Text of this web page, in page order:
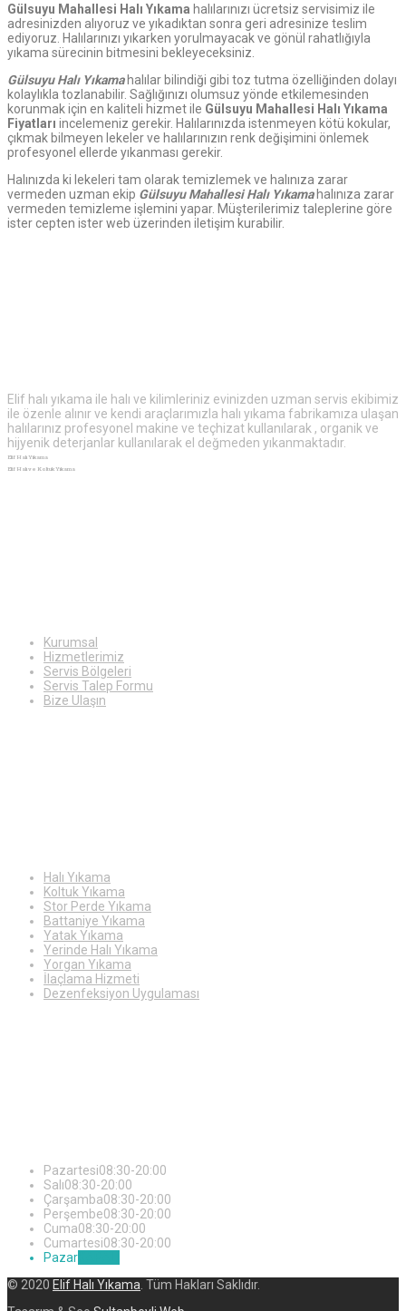
Gülsuyu Mahallesi Halı Yıkama halılarınızı ücretsiz servisimiz ile
adresinizden alıyoruz ve yıkadıktan sonra geri adresinize teslim
ediyoruz. Halılarınızı yıkarken yorulmayacak ve gönül rahatlığıyla
yıkama sürecinin bitmesini bekleyeceksiniz.
Gülsuyu Halı Yıkamahalılar bilindiği gibi toz tutma özelliğinden dolayı
kolaylıkla tozlanabilir. Sağlığınızı olumsuz yönde etkilemesinden
korunmak için en kaliteli hizmet ile Gülsuyu Mahallesi Halı Yıkama
Fiyatları incelemeniz gerekir. Halılarınızda istenmeyen kötü kokular,
çıkmak bilmeyen lekeler ve halılarınızın renk değişimini önlemek
profesyonel ellerde yıkanması gerekir.
Halınızda ki lekeleri tam olarak temizlemek ve halınıza zarar
vermeden uzman ekip GülsuyuMahallesi Halı Yıkamahalınıza zarar
vermeden temizleme işlemini yapar. Müşterilerimiz taleplerine göre
ister cepten ister web üzerinden iletişim kurabilir.
Elif halı yıkama ile halı ve kilimleriniz evinizden uzman servis ekibimiz
ile özenle alınır ve kendi araçlarımızla halı yıkama fabrikamıza ulaşan
halılarınız profesyonel makine ve teçhizat kullanılarak , organik ve
hijyenik deterjanlar kullanılarak el değmeden yıkanmaktadır.
Elif Halı Yıkama
Elif Halı ve Koltuk Yıkama
Kurumsal
Hizmetlerimiz
Servis Bölgeleri
Servis Talep Formu
Bize Ulaşın
Halı Yıkama
Koltuk Yıkama
Stor Perde Yıkama
Battaniye Yıkama
Yatak Yıkama
Yerinde Halı Yıkama
Yorgan Yıkama
İlaçlama Hizmeti
Dezenfeksiyon Uygulaması
Pazartesi08:30-20:00
Salı08:30-20:00
Çarşamba08:30-20:00
Perşembe08:30-20:00
Cuma08:30-20:00
Cumartesi08:30-20:00
Pazar
© 2020 Elif Halı Yıkama . Tüm Hakları Saklıdır.